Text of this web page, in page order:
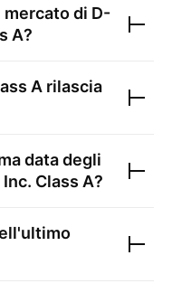
mercato di D-
A?
A rilascia
data degli
Class A?